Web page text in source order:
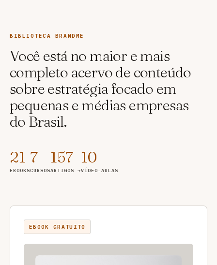
BIBLIOTECA BRANDME
Você está no maior e mais
completo acervo de conteúdo
sobre estratégia focado em
pequenas e médias empresas
do Brasil.
21
EBOOKS
7
CURSOS
157
ARTIGOS →
10
VÍDEO-AULAS
EBOOK GRATUITO